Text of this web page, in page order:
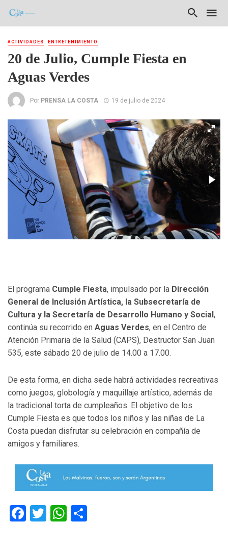
ACTIVIDADES ENTRETENIMIENTO
20 de Julio, Cumple Fiesta en
Aguas Verdes
Por PRENSA LA COSTA 19 de julio de 2024
El programa Cumple Fiesta, impulsado por la Dirección
General de Inclusión Artística, la Subsecretaría de
Cultura y la Secretaría de Desarrollo Humano y Social ,
continúa su recorrido en Aguas Verdes, en el Centro de
Atención Primaria de la Salud (CAPS), Destructor San Juan
535, este sábado 20 de julio de 14.00 a 17.00.
De esta forma, en dicha sede habrá actividades recreativas
como juegos, globología y maquillaje artístico, además de
la tradicional torta de cumpleaños. El objetivo de los
Cumple Fiesta es que todos los niños y las niñas de La
Costa puedan disfrutar su celebración en compañía de
amigos y familiares.
Facebook
TwitterWhatsApp